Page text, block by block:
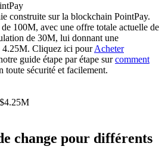
construite sur la blockchain PointPay.
100M, avec une offre totale actuelle de
de 30M, lui donnant une
4.25M. Cliquez ici pourAcheter
guide étape par étape surcomment
toute sécurité et facilement.
4.25M
change pour différents